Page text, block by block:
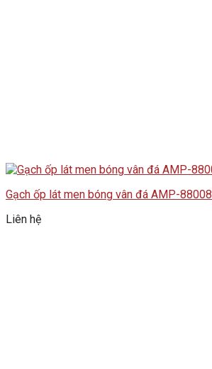
Gạch ốp lát men bóng vân đá AMP-88008
Liên hệ